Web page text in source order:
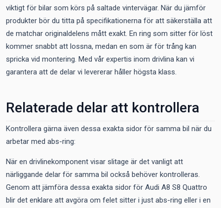
viktigt för bilar som körs på saltade vintervägar. När du jämför
produkter bör du titta på specifikationerna för att säkerställa att
de matchar originaldelens mått exakt. En ring som sitter för löst
kommer snabbt att lossna, medan en som är för trång kan
spricka vid montering. Med vår expertis inom drivlina kan vi
garantera att de delar vi levererar håller högsta klass.
Relaterade delar att kontrollera
Kontrollera gärna även dessa exakta sidor för samma bil när du
arbetar med abs-ring:
När en drivlinekomponent visar slitage är det vanligt att
närliggande delar för samma bil också behöver kontrolleras.
Genom att jämföra dessa exakta sidor för Audi A8 S8 Quattro
blir det enklare att avgöra om felet sitter i just abs-ring eller i en